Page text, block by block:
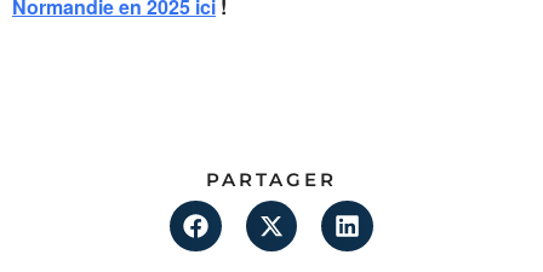
Normandie en 2025 ici !
PARTAGER